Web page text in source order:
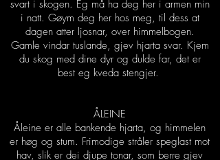
svart i skogen. Eg må ha deg her i armen min
i natt. Gøym deg her hos meg, til dess at
dagen atter ljosnar, over himmelbogen.
Gamle vindar tuslande, gjev hjarta svar. Kjem
du skog med dine dyr og dulde far, det er
best eg kveda stengjer.
ÅLEINE
Åleine er alle bankende hjarta, og himmelen
er høg og stum. Frimodige stråler speglast mot
hav, slik er dei djupe tonar, som berre gjev